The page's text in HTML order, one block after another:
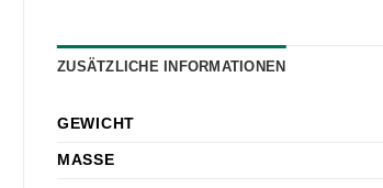
ZUSÄTZLICHE INFORMATIONEN
GEWICHT
MASSE